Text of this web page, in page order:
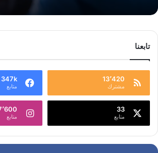
تابعنا
13٬420
مشترك
347k
متابع
33
متابع متابع